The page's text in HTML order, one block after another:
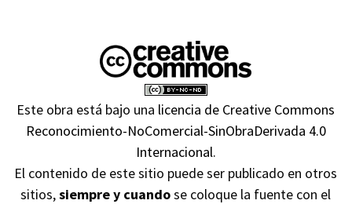
Este obra está bajo una licencia de Creative Commons
Reconocimiento-NoComercial-SinObraDerivada 4.0
Internacional.
El contenido de este sitio puede ser publicado en otros
sitios,siempre y cuandose coloque la fuente con el